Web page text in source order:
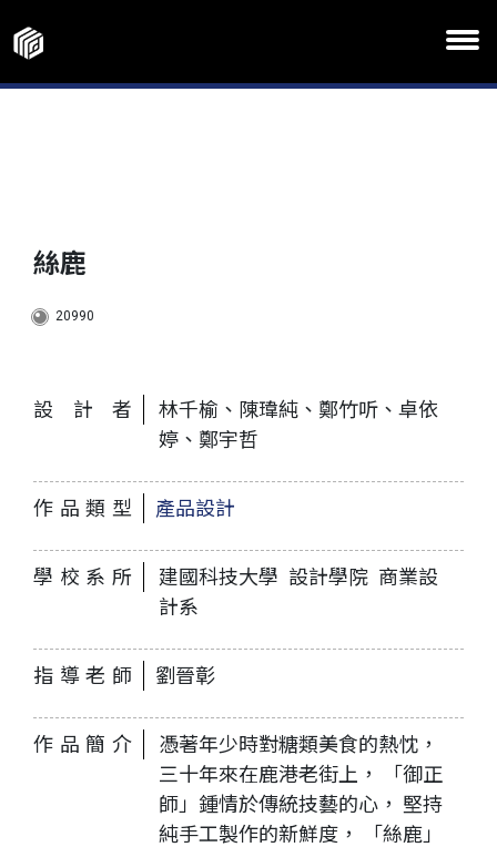
絲鹿
20990
設計者
林千榆、陳瑋純、鄭竹听、卓依
婷、鄭宇哲
作品類型 產品設計
學校系所
建國科技大學 設計學院 商業設
計系
指導老師 劉晉彰
作品簡介
憑著年少時對糖類美食的熱忱，
三十年來在鹿港老街上， 「御正
師」鍾情於傳統技藝的心， 堅持
純手工製作的新鮮度， 「絲鹿」